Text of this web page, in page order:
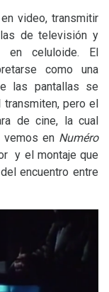
video, transmitir
de televisión y
celuloide. El
como una
las pantallas se
transmiten, pero el
de cine, la cual
vemos en Numéro
y el montaje que
encuentro entre